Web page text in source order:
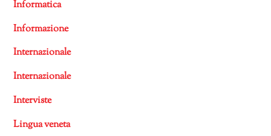
Informatica
Informazione
Internazionale
Internazionale
Interviste
Lingua veneta